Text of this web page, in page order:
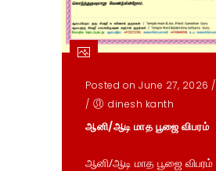
Posted on June 27, 2026 /
/
dinesh kanth
ஆனி/ஆடி மாத பூஜை விபரம்
ஆனி/ஆடி மாத பூஜை விபரம்